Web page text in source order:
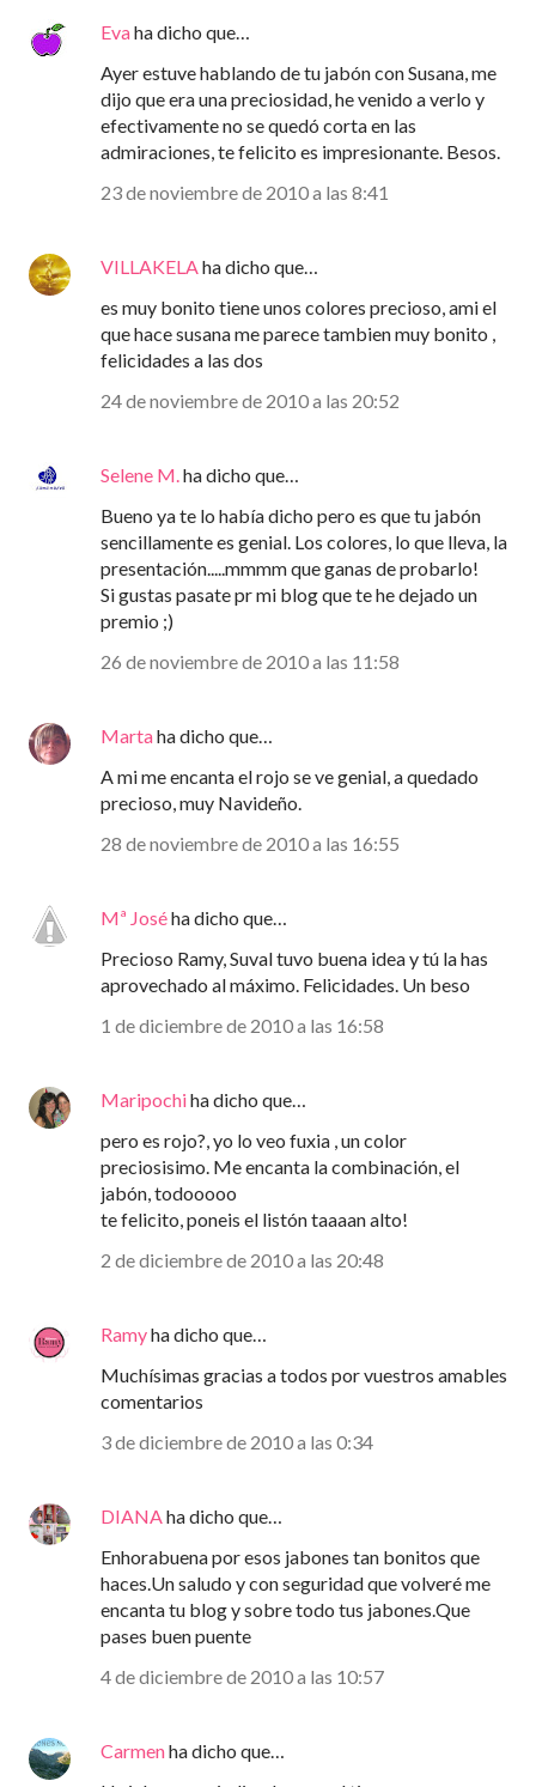
Evaha dicho que…
Ayer estuve hablando de tu jabón con Susana, me
dijo que era una preciosidad, he venido a verlo y
efectivamente no se quedó corta en las
admiraciones, te felicito es impresionante. Besos.
23 de noviembre de 2010 a las 8:41
VILLAKELAha dicho que…
es muy bonito tiene unos colores precioso, ami el
que hace susana me parece tambien muy bonito ,
felicidades a las dos
24 de noviembre de 2010 a las 20:52
Selene M.ha dicho que…
Bueno ya te lo había dicho pero es que tu jabón
sencillamente es genial. Los colores, lo que lleva, la
presentación.....mmmm que ganas de probarlo!
Si gustas pasate pr mi blog que te he dejado un
premio ;)
26 de noviembre de 2010 a las 11:58
Martaha dicho que…
A mi me encanta el rojo se ve genial, a quedado
precioso, muy Navideño.
28 de noviembre de 2010 a las 16:55
Mª Joséha dicho que…
Precioso Ramy, Suval tuvo buena idea y tú la has
aprovechado al máximo. Felicidades. Un beso
1 de diciembre de 2010 a las 16:58
Maripochiha dicho que…
pero es rojo?, yo lo veo fuxia , un color
preciosisimo. Me encanta la combinación, el
jabón, todooooo
te felicito, poneis el listón taaaan alto!
2 de diciembre de 2010 a las 20:48
Ramyha dicho que…
Muchísimas gracias a todos por vuestros amables
comentarios
3 de diciembre de 2010 a las 0:34
DIANAha dicho que…
Enhorabuena por esos jabones tan bonitos que
haces.Un saludo y con seguridad que volveré me
encanta tu blog y sobre todo tus jabones.Que
pases buen puente
4 de diciembre de 2010 a las 10:57
Carmenha dicho que…